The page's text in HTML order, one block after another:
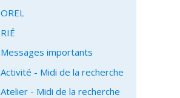
OREL
RIÉ
Messages importants
Activité - Midi de la recherche
Atelier - Midi de la recherche